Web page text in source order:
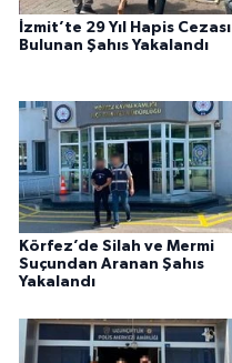
İzmit’te 29 Yıl Hapis Cezası
Bulunan Şahıs Yakalandı
Körfez’de Silah ve Mermi
Suçundan Aranan Şahıs
Yakalandı